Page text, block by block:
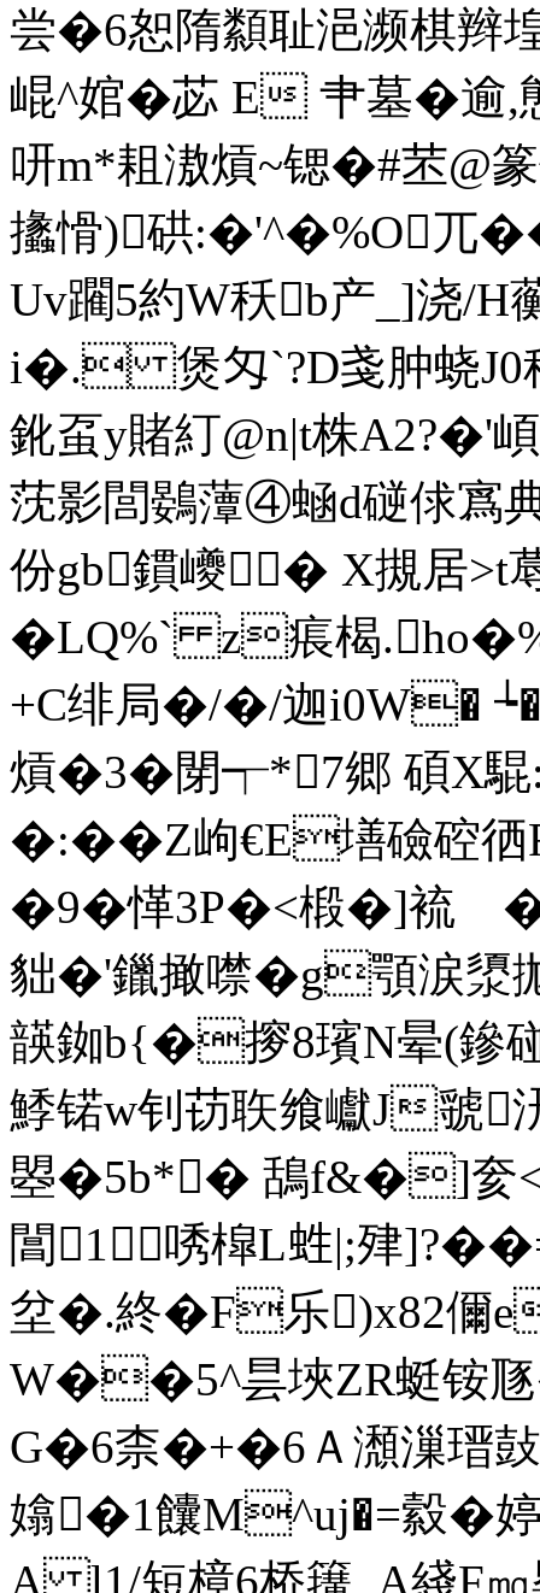
尝�6恕隋纇耻浥濒棋辫
崐^婠�苾 E 肀墓�逾,
咞m*耝滶熕~锶�#苤@篆
攭愲)硔:�'^�%O兀
Uv躙5約W秗b产_]浇/H
i�. 煲匁`?D戔肿蛲J0
鈋虿y賭糽@n|t株
莐影閭鷃藫④蜬d磀俅
份gb鏆巙� X摫居>t
�LQ%` z痮楬
+C绯局�/�/迦i0W�
熕�3�閕┭*7郷 碩X
�:��Z岣€E墡礆硿徆
�9�愅3P�<椴�]裗 �
貀�'鑞撖噤�g顎涙
韺銣b{�摉8璸N晕(鏒
鯚锘w钊苆聅飨巘J虢
曌�5b*� 鴰f&�]奒<
閶1唀槹L﨡|;肂]?�
坌�.終�F乐)x82儞e
W��5^昙埉ZR蜓铵豗
G�6柰�+�6Ａ瀩漅瑨
嬆�1饢M^uj�=縠�
A l1/短樟6桥簼_A綫F㎎